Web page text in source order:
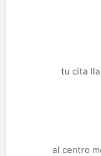
tu cita
al centro